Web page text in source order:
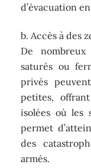
d’évacuation
b. Accès à des
De nombreux
saturés ou
privés
petites,
isolées où les
permet
des
armés.